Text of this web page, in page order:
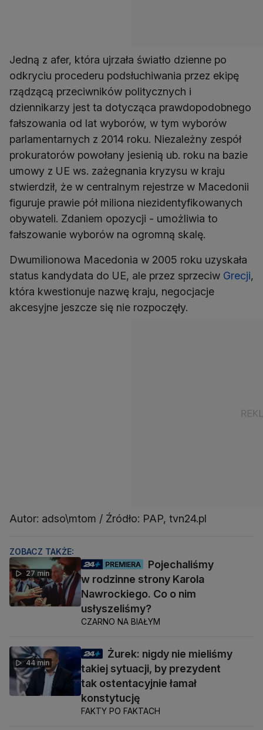
Jedną z afer, która ujrzała światło dzienne po
odkryciu procederu podsłuchiwania przez ekipę
rządzącą przeciwników politycznych i
dziennikarzy jest ta dotycząca prawdopodobnego
fałszowania od lat wyborów, w tym wyborów
parlamentarnych z 2014 roku. Niezależny zespół
prokuratorów powołany jesienią ub. roku na bazie
umowy z UE ws. zażegnania kryzysu w kraju
stwierdził, że w centralnym rejestrze w Macedonii
figuruje prawie pół miliona niezidentyfikowanych
obywateli. Zdaniem opozycji - umożliwia to
fałszowanie wyborów na ogromną skalę.
Dwumilionowa Macedonia w 2005 roku uzyskała
status kandydata do UE, ale przez sprzeciw Grecji,
która kwestionuje nazwę kraju, negocjacje
akcesyjne jeszcze się nie rozpoczęły.
Autor: adso\mtom / Źródło: PAP, tvn24.pl
ZOBACZ TAKŻE:
27 min
PREMIERA
Pojechaliśmy
w rodzinne strony Karola
Nawrockiego. Co o nim
usłyszeliśmy?
CZARNO NA BIAŁYM
44 min
Żurek: nigdy nie mieliśmy
takiej sytuacji, by prezydent
tak ostentacyjnie łamał
konstytucję
FAKTY PO FAKTACH